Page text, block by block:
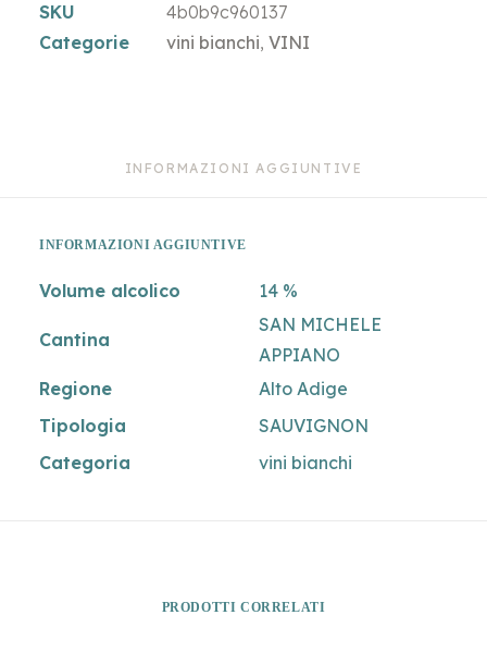
quantità
SKU
4b0b9c960137
Categorie
vini bianchi, VINI
INFORMAZIONI AGGIUNTIVE
INFORMAZIONI AGGIUNTIVE
Volume alcolico 14 %
Cantina
SAN MICHELE
APPIANO
Regione
Alto Adige
Tipologia
SAUVIGNON
Categoria
vini bianchi
PRODOTTI CORRELATI